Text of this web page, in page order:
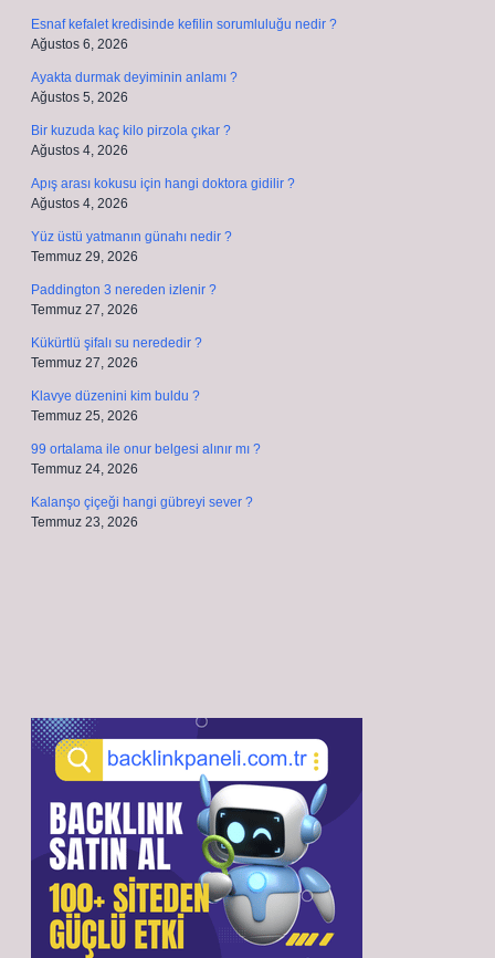
Esnaf kefalet kredisinde kefilin sorumluluğu nedir ?
Ağustos 6, 2026
Ayakta durmak deyiminin anlamı ?
Ağustos 5, 2026
Bir kuzuda kaç kilo pirzola çıkar ?
Ağustos 4, 2026
Apış arası kokusu için hangi doktora gidilir ?
Ağustos 4, 2026
Yüz üstü yatmanın günahı nedir ?
Temmuz 29, 2026
Paddington 3 nereden izlenir ?
Temmuz 27, 2026
Kükürtlü şifalı su nerededir ?
Temmuz 27, 2026
Klavye düzenini kim buldu ?
Temmuz 25, 2026
99 ortalama ile onur belgesi alınır mı ?
Temmuz 24, 2026
Kalanşo çiçeği hangi gübreyi sever ?
Temmuz 23, 2026